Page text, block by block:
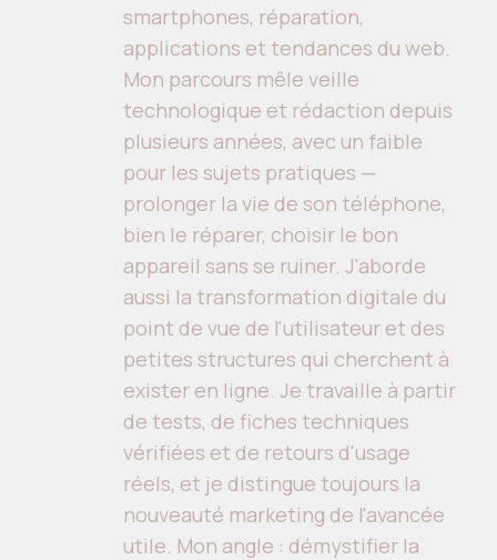
smartphones, réparation,
applications et tendances du web.
Mon parcours mêle veille
technologique et rédaction depuis
plusieurs années, avec un faible
pour les sujets pratiques —
prolonger la vie de son téléphone,
bien le réparer, choisir le bon
appareil sans se ruiner. J'aborde
aussi la transformation digitale du
point de vue de l'utilisateur et des
petites structures qui cherchent à
exister en ligne. Je travaille à partir
de tests, de fiches techniques
vérifiées et de retours d'usage
réels, et je distingue toujours la
nouveauté marketing de l'avancée
utile. Mon angle : démystifier la